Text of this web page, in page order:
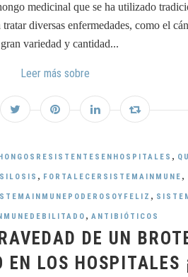
medicinal que se ha utilizado
diversas enfermedades, como el
variedad y cantidad...
Leer más sobre
,
, FORTALECERSISTEMAINMUNE ,
,
, ANTIBIÓTICOS
DE UN
EN LOS HOSPITALES